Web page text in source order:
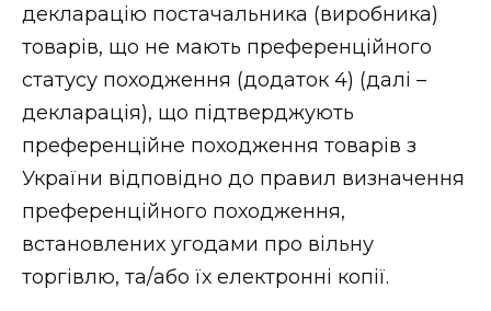
декларацію постачальника (виробника)
товарів, що не мають преференційного
статусу походження (додаток 4) (далі –
декларація), що підтверджують
преференційне походження товарів з
України відповідно до правил визначення
преференційного походження,
встановлених угодами про вільну
торгівлю, та/або їх електронні копії.